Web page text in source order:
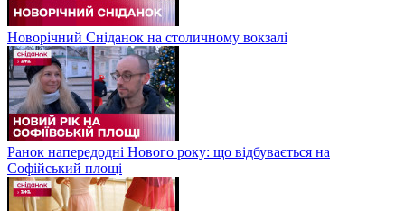
Новорічний Сніданок на столичному вокзалі
Ранок напередодні Нового року: що відбувається на
Софійський площі